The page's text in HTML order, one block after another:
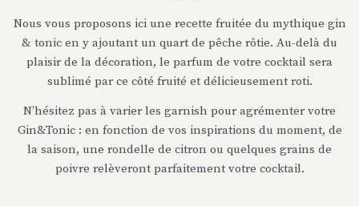
Nous vous proposons ici une recette fruitée du mythique gin
& tonic en y ajoutant un quart de pêche rôtie. Au-delà du
plaisir de la décoration, le parfum de votre cocktail sera
sublimé par ce côté fruité et délicieusement roti.
N’hésitez pas à varier les garnish pour agrémenter votre
Gin&Tonic : en fonction de vos inspirations du moment, de
la saison, une rondelle de citron ou quelques grains de
poivre relèveront parfaitement votre cocktail.